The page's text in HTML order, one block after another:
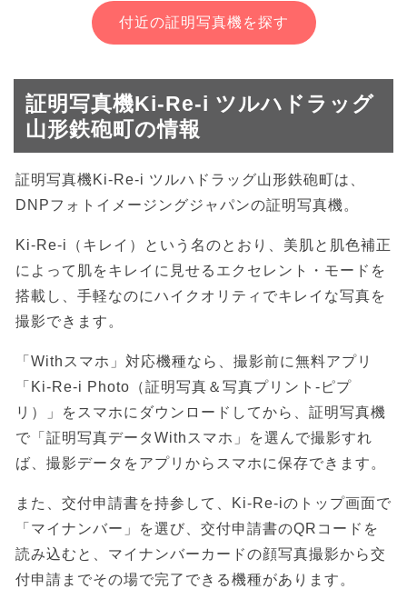
付近の証明写真機を探す
証明写真機Ki-Re-i ツルハドラッグ
山形鉄砲町の情報
証明写真機Ki-Re-i ツルハドラッグ山形鉄砲町は、
DNPフォトイメージングジャパンの証明写真機。
Ki-Re-i（キレイ）という名のとおり、美肌と肌色補正
によって肌をキレイに見せるエクセレント・モードを
搭載し、手軽なのにハイクオリティでキレイな写真を
撮影できます。
「Withスマホ」対応機種なら、撮影前に無料アプリ
「Ki-Re-i Photo（証明写真＆写真プリント-ピプ
リ）」をスマホにダウンロードしてから、証明写真機
で「証明写真データWithスマホ」を選んで撮影すれ
ば、撮影データをアプリからスマホに保存できます。
また、交付申請書を持参して、Ki-Re-iのトップ画面で
「マイナンバー」を選び、交付申請書のQRコードを
読み込むと、マイナンバーカードの顔写真撮影から交
付申請までその場で完了できる機種があります。